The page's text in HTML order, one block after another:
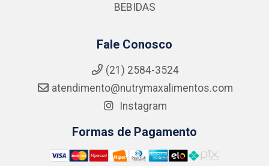
BEBIDAS
Fale Conosco
(21) 2584-3524
atendimento@nutrymaxalimentos.com
Instagram
Formas de Pagamento